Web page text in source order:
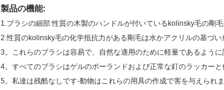
製品の機能:
1.ブラシの細部:性質の木製のハンドルが付いているkolinsky毛の剛毛
2.性質のkolinsky毛の化学抵抗力がある剛毛は水かアクリルの基づい
3。これらのブラシは容易で、自然な適用のために軽量であるように
4。すべてのブラシはゲルのポーランドおよび正常な釘のラッカーと
5。私達は残酷なしです-動物はこれらの用具の作成で害を与えられま